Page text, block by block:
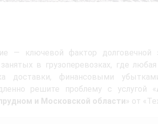
— ключевой фактор долговечной
в грузоперевозках, где
доставки, финансовыми
решите проблему с услугой «
и Московской области» от